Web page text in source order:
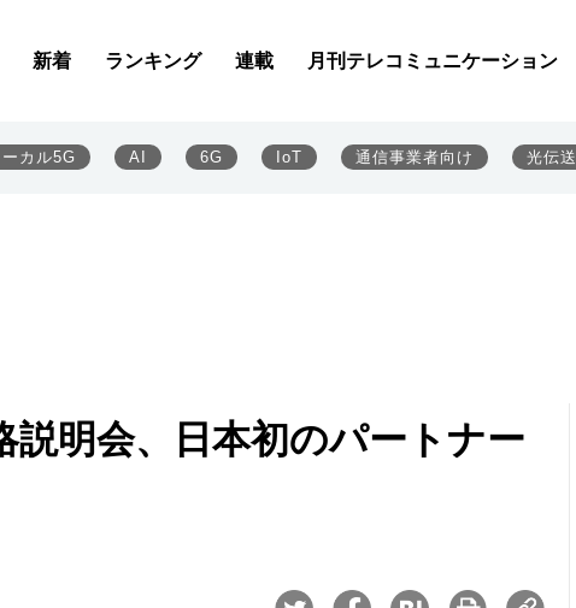
新着 ランキング 連載 月刊テレコミュニケーション
ーカル5G AI 6G IoT 通信事業者向け 光伝送
明会、日本初のパートナー